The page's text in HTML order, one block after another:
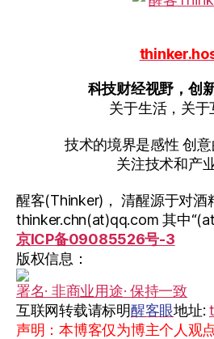
科技财经视野，创
关于生活，关于
技术的境界是感性 创
关注技术和产
醒客(Thinker)， 清醒源于对酒
thinker.chn(at)qq.com 其中
京ICP备09085526号-3
版权信息：
署名· 非商业用途· 保持一致
互联网转载请标明醒客眼地址:
声明：本博客仅为博主个人观